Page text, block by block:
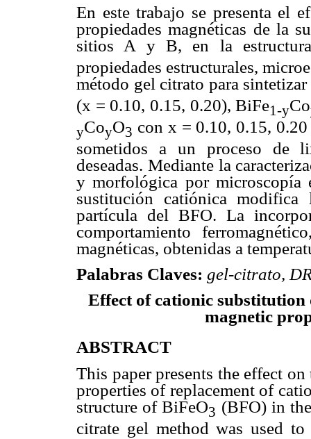
En este trabajo se presenta el
propiedades magnéticas de la
sitios A y B, en la
propiedades estructurales,
método gel citrato para
(x = 0.10, 0.15, 0.20), BiFe1-yCo
yCoyO3 con x = 0.10, 0.15,
sometidos a un proceso de
deseadas. Mediante la
y morfológica por microscopía
sustitución catiónica
partícula del BFO. La
comportamiento
magnéticas, obtenidas a
Palabras Claves: gel-citrato,
Effect of cationic
magnetic
ABSTRACT
This paper presents the effect
properties of replacement of
structure of BiFeO3 (BFO) in
citrate gel method was used